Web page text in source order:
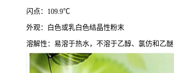
闪点：109.9℃
外观：白色或乳白色结晶性粉末
溶解性：易溶于热水，不溶于乙醇、氯仿和乙醚